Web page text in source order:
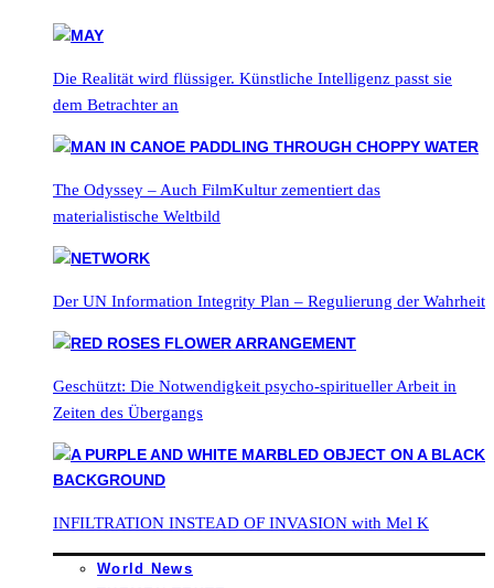
Die Realität wird flüssiger. Künstliche Intelligenz passt sie
dem Betrachter an
The Odyssey – Auch FilmKultur zementiert das
materialistische Weltbild
Der UN Information Integrity Plan – Regulierung der Wahrheit
Geschützt: Die Notwendigkeit psycho-spiritueller Arbeit in
Zeiten des Übergangs
INFILTRATION INSTEAD OF INVASION with Mel K
World News